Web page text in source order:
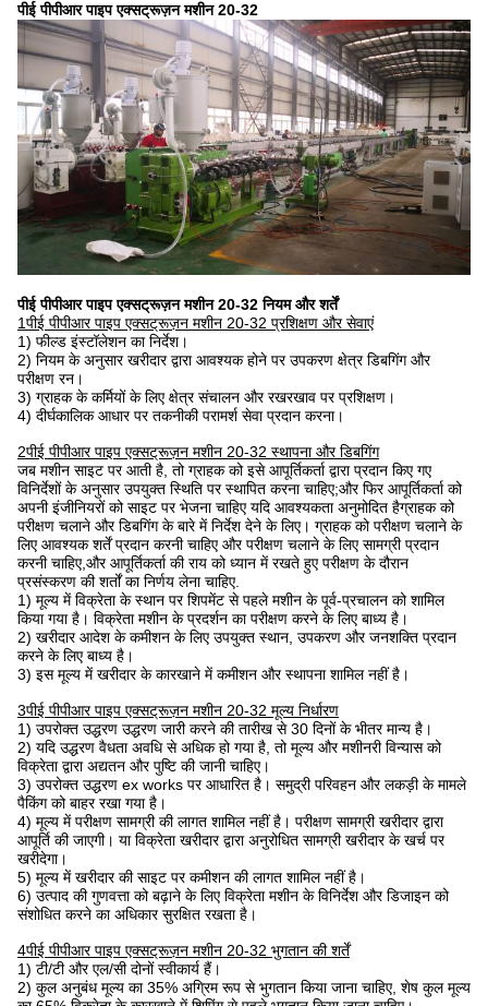
पीई पीपीआर पाइप एक्सट्रूज़न मशीन 20-32
पीई पीपीआर पाइप एक्सट्रूज़न मशीन 20-32 नियम और शर्तें
1पीई पीपीआर पाइप एक्सट्रूज़न मशीन 20-32 प्रशिक्षण और सेवाएं
1) फील्ड इंस्टॉलेशन का निर्देश।
2) नियम के अनुसार खरीदार द्वारा आवश्यक होने पर उपकरण क्षेत्र डिबगिंग और
परीक्षण रन।
3) ग्राहक के कर्मियों के लिए क्षेत्र संचालन और रखरखाव पर प्रशिक्षण।
4) दीर्घकालिक आधार पर तकनीकी परामर्श सेवा प्रदान करना।
2पीई पीपीआर पाइप एक्सट्रूज़न मशीन 20-32 स्थापना और डिबगिंग
जब मशीन साइट पर आती है, तो ग्राहक को इसे आपूर्तिकर्ता द्वारा प्रदान किए गए
विनिर्देशों के अनुसार उपयुक्त स्थिति पर स्थापित करना चाहिए;और फिर आपूर्तिकर्ता को
अपनी इंजीनियरों को साइट पर भेजना चाहिए यदि आवश्यकता अनुमोदित हैग्राहक को
परीक्षण चलाने और डिबगिंग के बारे में निर्देश देने के लिए। ग्राहक को परीक्षण चलाने के
लिए आवश्यक शर्तें प्रदान करनी चाहिए और परीक्षण चलाने के लिए सामग्री प्रदान
करनी चाहिए,और आपूर्तिकर्ता की राय को ध्यान में रखते हुए परीक्षण के दौरान
प्रसंस्करण की शर्तों का निर्णय लेना चाहिए.
1) मूल्य में विक्रेता के स्थान पर शिपमेंट से पहले मशीन के पूर्व-प्रचालन को शामिल
किया गया है। विक्रेता मशीन के प्रदर्शन का परीक्षण करने के लिए बाध्य है।
2) खरीदार आदेश के कमीशन के लिए उपयुक्त स्थान, उपकरण और जनशक्ति प्रदान
करने के लिए बाध्य है।
3) इस मूल्य में खरीदार के कारखाने में कमीशन और स्थापना शामिल नहीं है।
3पीई पीपीआर पाइप एक्सट्रूज़न मशीन 20-32 मूल्य निर्धारण
1) उपरोक्त उद्धरण उद्धरण जारी करने की तारीख से 30 दिनों के भीतर मान्य है।
2) यदि उद्धरण वैधता अवधि से अधिक हो गया है, तो मूल्य और मशीनरी विन्यास को
विक्रेता द्वारा अद्यतन और पुष्टि की जानी चाहिए।
3) उपरोक्त उद्धरण ex works पर आधारित है। समुद्री परिवहन और लकड़ी के मामले
पैकिंग को बाहर रखा गया है।
4) मूल्य में परीक्षण सामग्री की लागत शामिल नहीं है। परीक्षण सामग्री खरीदार द्वारा
आपूर्ति की जाएगी। या विक्रेता खरीदार द्वारा अनुरोधित सामग्री खरीदार के खर्च पर
खरीदेगा।
5) मूल्य में खरीदार की साइट पर कमीशन की लागत शामिल नहीं है।
6) उत्पाद की गुणवत्ता को बढ़ाने के लिए विक्रेता मशीन के विनिर्देश और डिजाइन को
संशोधित करने का अधिकार सुरक्षित रखता है।
4पीई पीपीआर पाइप एक्सट्रूज़न मशीन 20-32 भुगतान की शर्तें
1) टी/टी और एल/सी दोनों स्वीकार्य हैं।
2) कुल अनुबंध मूल्य का 35% अग्रिम रूप से भुगतान किया जाना चाहिए, शेष कुल मूल्य